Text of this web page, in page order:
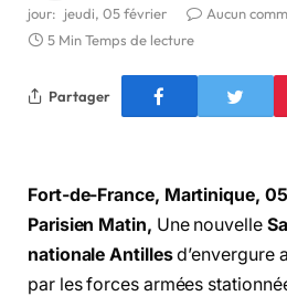
jour: jeudi, 05 février
Aucun
5 Min Temps de lecture
Partager
Fort-de-France, Martinique,
Parisien Matin, Une nouvelle
nationale Antillesd’envergure
par les forces armées